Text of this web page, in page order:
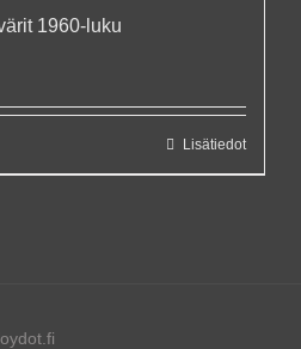
1960-luku
Lisätiedot